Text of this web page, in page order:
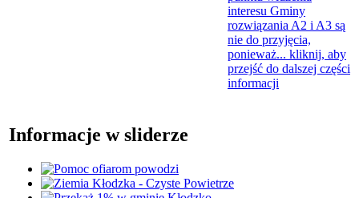
interesu Gminy
rozwiązania A2 i A3 są
nie do przyjęcia,
ponieważ... kliknij, aby
przejść do dalszej części
informacji
Informacje w sliderze